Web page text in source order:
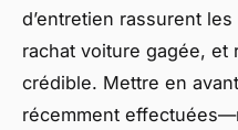
d’entretien rassurent
rachat voiture gagée, et
crédible. Mettre en
récemment